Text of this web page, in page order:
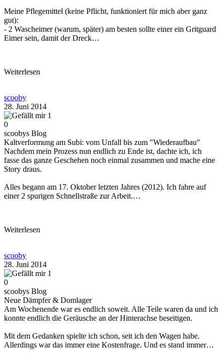
Meine Pflegemittel (keine Pflicht, funktioniert für mich aber ganz
gut):
- 2 Wascheimer (warum, später) am besten sollte einer ein Gritguard
Eimer sein, damit der Dreck…
Weiterlesen
scooby
28. Juni 2014
1
0
scoobys Blog
Kaltverformung am Subi: vom Unfall bis zum "Wiederaufbau"
Nachdem mein Prozess nun endlich zu Ende ist, dachte ich, ich
fasse das ganze Geschehen noch einmal zusammen und mache eine
Story draus.
Alles begann am 17. Oktober letzten Jahres (2012). Ich fahre auf
einer 2 spurigen Schnellstraße zur Arbeit.…
Weiterlesen
scooby
28. Juni 2014
1
0
scoobys Blog
Neue Dämpfer & Domlager
Am Wochenende war es endlich soweit. Alle Teile waren da und ich
konnte endlich die Geräusche an der Hinterachse beseitigen.
Mit dem Gedanken spielte ich schon, seit ich den Wagen habe.
Allerdings war das immer eine Kostenfrage. Und es stand immer…